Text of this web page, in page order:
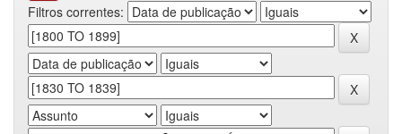
Filtros correntes: